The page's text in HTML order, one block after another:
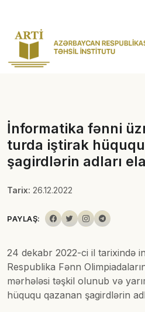
İnformatika fənni
turda iştirak
şagirdlərin adları
Tarix: 26.12.2022
PAYLAŞ:
24 dekabr 2022-ci il tarixində
Respublika Fənn
mərhələsi təşkil olunub və
hüququ qazanan şagirdlərin